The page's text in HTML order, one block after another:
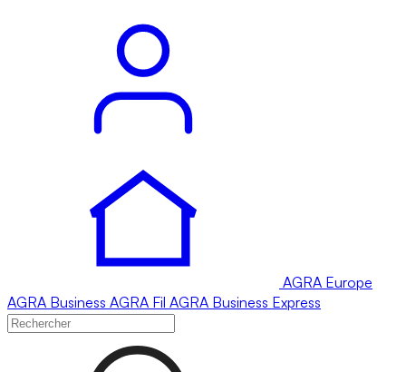
AGRA Europe
AGRA Business AGRA Fil AGRA Business Express